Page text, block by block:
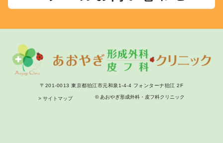
〒201-0013 東京都狛江市元和泉1-4-4 フォンターナ狛江 2F
> サイトマップ © あおやぎ形成外科・皮フ科クリニック